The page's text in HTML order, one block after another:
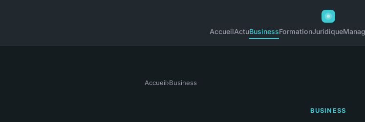
AccueilActuBusinessFormationJuridique
Accueil›Business
BUSINESS